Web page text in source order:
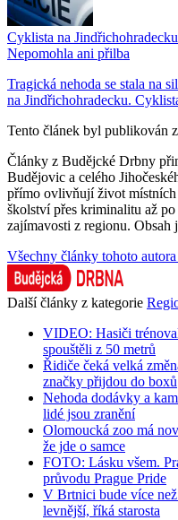
Cyklista na
Nepomohla ani přilba
Tragická nehoda se stala na
na Jindřichohradecku.
Tento článek byl publikován
Články z Budějcké Drbny
Budějovic a celého
přímo ovlivňují život
školství přes kriminalitu až
zajímavosti z regionu. Obsah
Všechny články tohoto
Další články z kategorie
VIDEO: Hasiči
spouštěli z 50 metrů
Řidiče čeká velká
značky přijdou do boxů
Nehoda dodávky a
lidé jsou zranění
Olomoucká zoo má
že jde o samce
FOTO: Lásku všem.
průvodu Prague Pride
V Brtnici bude více
levnější, říká starosta